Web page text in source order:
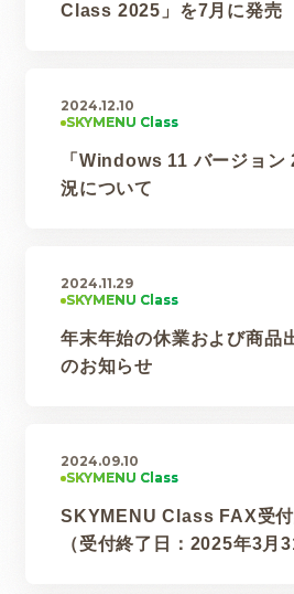
Class 2025」を7月に発売
2024.12.10
「Windows 11 バージョン
況について
2024.11.29
年末年始の休業および商品
のお知らせ
2024.09.10
SKYMENU Class FAX受
（受付終了日：2025年3月